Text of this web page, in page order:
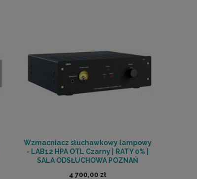
Wzmacniacz słuchawkowy lampowy
- LAB12 HPA OTL Czarny | RATY 0% |
SALA ODSŁUCHOWA POZNAŃ
4 700,00 zł